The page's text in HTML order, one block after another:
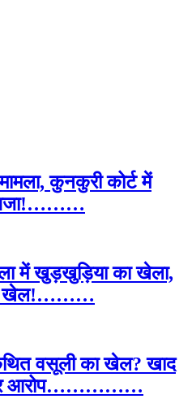
कुनकुरी कोर्ट में
सजा!………
में खुड़खुड़िया का खेला,
खेल!………
वसूली का खेल? खाद
आरोप……………